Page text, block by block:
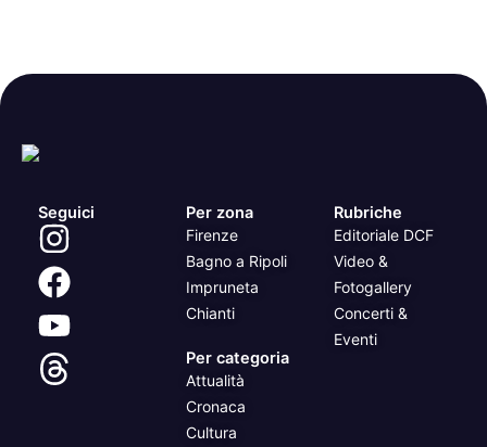
Seguici Per zona
Firenze
Bagno a Ripoli
Impruneta
Chianti
Per categoria
Attualità
Cronaca
Cultura
Rubriche
Editoriale DCF
Video &
Fotogallery
Concerti &
Eventi